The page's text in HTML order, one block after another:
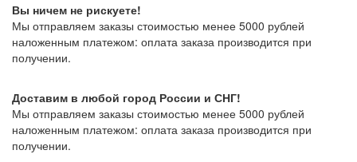
Вы ничем не рискуете!
Мы отправляем заказы стоимостью менее 5000 рублей
наложенным платежом: оплата заказа производится при
получении.
Доставим в любой город России и СНГ!
Мы отправляем заказы стоимостью менее 5000 рублей
наложенным платежом: оплата заказа производится при
получении.